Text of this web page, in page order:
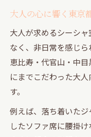
大人の心に響く東京
大人が求めるシーシ
なく、非日常を感じ
恵比寿・代官山・中
にまでこだわった大
す。
例えば、落ち着いた
したソファ席に腰掛